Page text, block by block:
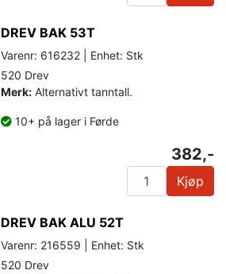
DREV BAK 53T
Varenr: 616232 | Enhet: Stk
520 Drev
Merk: Alternativt tanntall.
10+ på lager i Førde
382,-
Kjøp
DREV BAK ALU 52T
Varenr: 216559 | Enhet: Stk
520 Drev